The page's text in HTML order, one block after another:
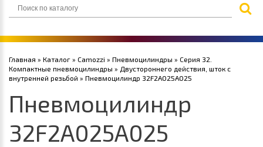
Главная » Каталог » Camozzi » Пневмоцилиндры » Серия 32.
Компактные пневмоцилиндры » Двустороннего действия, шток с
внутренней резьбой » Пневмоцилиндр 32F2A025A025
Пневмоцилиндр
32F2A025A025